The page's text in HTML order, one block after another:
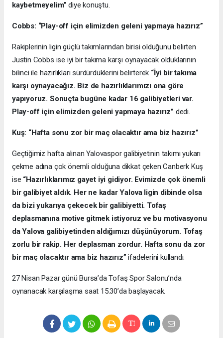
kaybetmeyelim” diye konuştu.
Cobbs: “Play-off için elimizden geleni yapmaya hazırız”
Rakiplerinin ligin güçlü takımlarından birisi olduğunu belirten
Justin Cobbs ise iyi bir takıma karşı oynayacak olduklarının
bilinci ile hazırlıkları sürdürdüklerini belirterek “İyi bir takıma
karşı oynayacağız. Biz de hazırlıklarımızı ona göre
yapıyoruz. Sonuçta bugüne kadar 16 galibiyetleri var.
Play-off için elimizden geleni yapmaya hazırız” dedi.
Kuş: “Hafta sonu zor bir maç olacaktır ama biz hazırız”
Geçtiğimiz hafta alınan Yalovaspor galibiyetinin takımı yukarı
çekme adına çok önemli olduğuna dikkat çeken Canberk Kuş
ise “Hazırlıklarımız gayet iyi gidiyor. Evimizde çok önemli
bir galibiyet aldık. Her ne kadar Yalova ligin dibinde olsa
da bizi yukarıya çekecek bir galibiyetti. Tofaş
deplasmanına motive gitmek istiyoruz ve bu motivasyonu
da Yalova galibiyetinden aldığımızı düşünüyorum. Tofaş
zorlu bir rakip. Her deplasman zordur. Hafta sonu da zor
bir maç olacaktır ama biz hazırız” ifadelerini kullandı.
27 Nisan Pazar günü Bursa’da Tofaş Spor Salonu’nda
oynanacak karşılaşma saat 15.30’da başlayacak.